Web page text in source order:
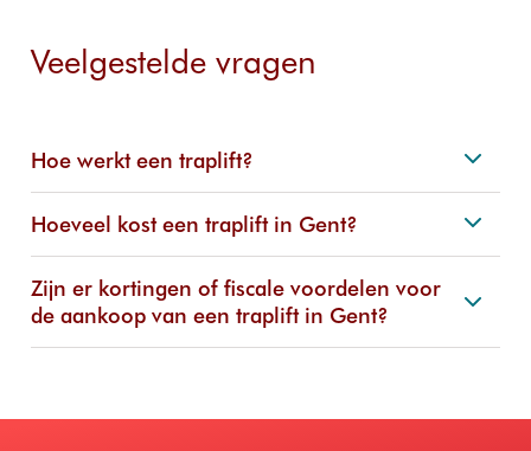
Veelgestelde vragen
Hoe werkt een traplift?
Hoeveel kost een traplift in Gent?
Zijn er kortingen of fiscale voordelen voor
de aankoop van een traplift in Gent?